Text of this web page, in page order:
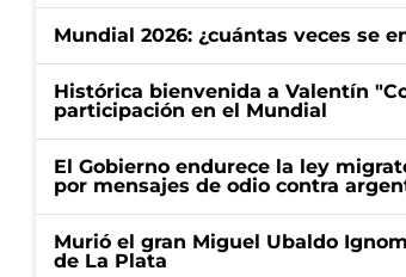
Mundial 2026: ¿cuántas veces se
Histórica bienvenida a Valentín
participación en el Mundial
El Gobierno endurece la ley
por mensajes de odio contra
Murió el gran Miguel Ubaldo
de La Plata